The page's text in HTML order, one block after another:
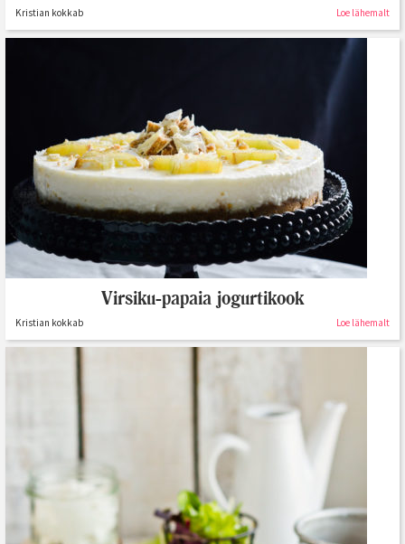
Kristian kokkab Loe lähemalt
Virsiku-papaia jogurtikook
Kristian kokkab Loe lähemalt